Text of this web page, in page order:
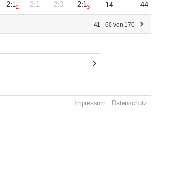
2:12 2:1 2:0 2:13 14 44
41 - 60 von 170
Impressum Datenschutz